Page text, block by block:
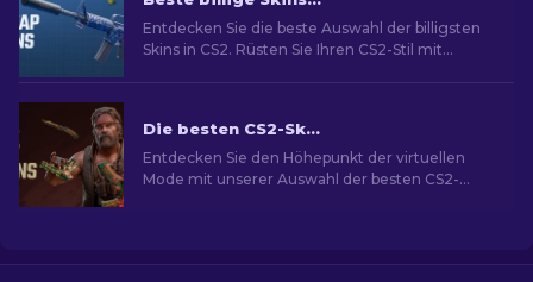
Entdecken Sie die beste Auswahl der billigsten
Skins in CS2. Rüsten Sie Ihren CS2-Stil mit
Die besten CS2-Skins [2026]
Entdecken Sie den Höhepunkt der virtuellen
Mode mit unserer Auswahl der besten CS2-